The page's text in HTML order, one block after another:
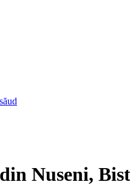
Nuseni,